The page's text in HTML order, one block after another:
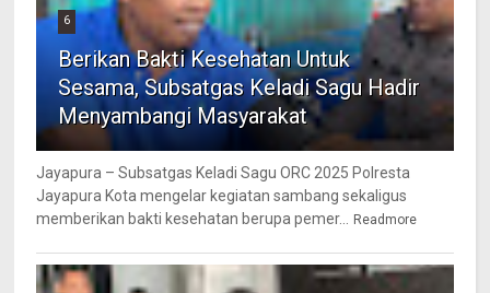
6
Berikan Bakti Kesehatan Untuk
Sesama, Subsatgas Keladi Sagu Hadir
Menyambangi Masyarakat
Jayapura – Subsatgas Keladi Sagu ORC 2025 Polresta
Jayapura Kota mengelar kegiatan sambang sekaligus
memberikan bakti kesehatan berupa pemer... Readmore